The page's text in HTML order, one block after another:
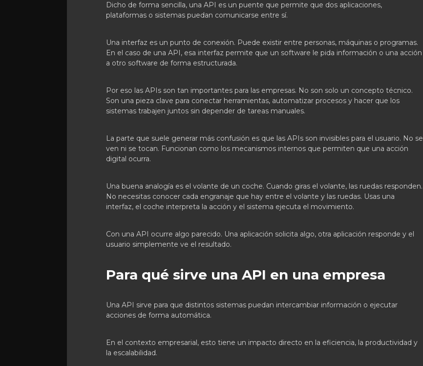
Dicho de forma sencilla, una API es un puente que permite que dos aplicaciones,
plataformas o sistemas puedan comunicarse entre sí.
Una interfaz es un punto de conexión. Puede existir entre personas, máquinas o programas.
En el caso de una API, esa interfaz permite que un software le pida información o una acción
a otro software de forma estructurada.
Por eso las APIs son tan importantes para las empresas. No son solo un concepto técnico.
Son una pieza clave para conectar herramientas, automatizar procesos y hacer que los
sistemas trabajen juntos sin depender de tareas manuales.
La parte que suele generar más confusión es que las APIs son invisibles para el usuario. No se
ven ni se tocan. Funcionan como los mecanismos internos que permiten que una acción
digital ocurra.
Una buena analogía es el volante de un coche. Cuando giras el volante, las ruedas responden.
No necesitas conocer cada engranaje que hay entre el volante y las ruedas. Usas una
interfaz, el coche interpreta la acción y el sistema ejecuta el movimiento.
Con una API ocurre algo parecido. Una aplicación solicita algo, otra aplicación responde y el
usuario simplemente ve el resultado.
Para qué sirve una API en una empresa
Una API sirve para que distintos sistemas puedan intercambiar información o ejecutar
acciones de forma automática.
En el contexto empresarial, esto tiene un impacto directo en la eficiencia, la productividad y
la escalabilidad.